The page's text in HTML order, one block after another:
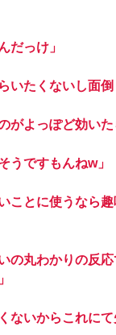
だっけ」
いたくないし面
がよっぽど効いた
うですもんねw」
ことに使うなら
の丸わかりの反応
ないからこれに